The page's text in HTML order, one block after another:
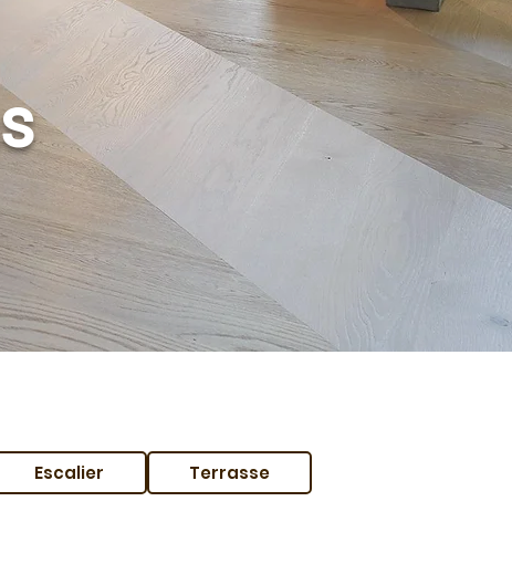
Escalier Terrasse